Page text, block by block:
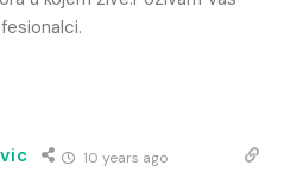
10 years ago